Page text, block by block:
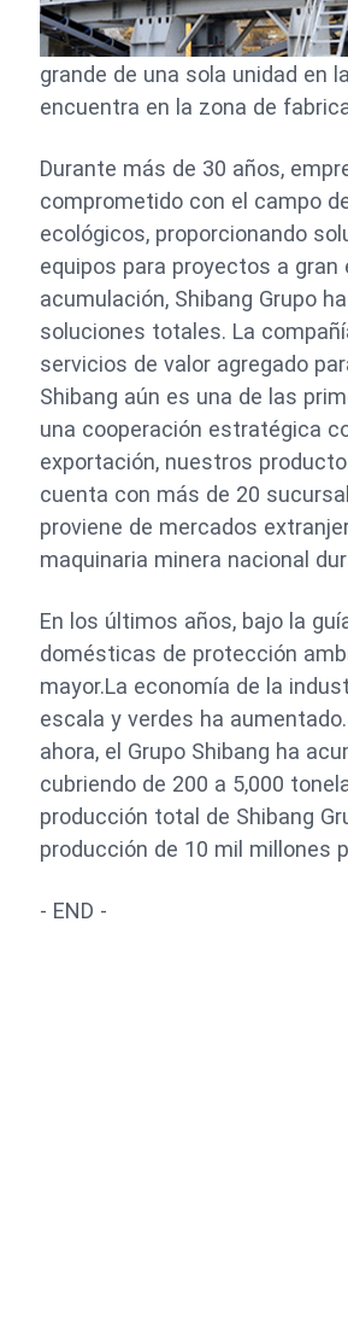
grande de una sola unidad en
encuentra en la zona de
Durante más de 30 años,
comprometido con el campo
ecológicos, proporcionando
equipos para proyectos a
acumulación, Shibang Grupo
soluciones totales. La
servicios de valor agregado
Shibang aún es una de las
una cooperación estratégica
exportación, nuestros
cuenta con más de 20
proviene de mercados
maquinaria minera nacional
En los últimos años, bajo la
domésticas de protección
mayor.La economía de la
escala y verdes ha
ahora, el Grupo Shibang ha
cubriendo de 200 a 5,000
producción total de Shibang
producción de 10 mil millones
- END -